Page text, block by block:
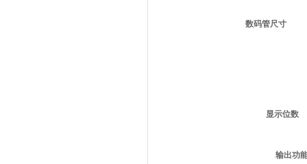
数码管尺寸
显示位数
输出功